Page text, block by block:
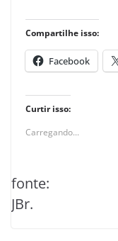
Compartilhe isso:
Facebook
Curtir isso:
Carregando...
fonte:
JBr.